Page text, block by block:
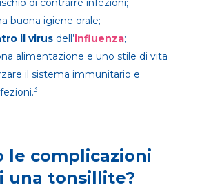
di contrarre infezioni;
buona igiene orale;
il virus dell’influenza;
alimentazione e uno stile di vita
il sistema immunitario e
3
le complicazioni
una tonsillite?